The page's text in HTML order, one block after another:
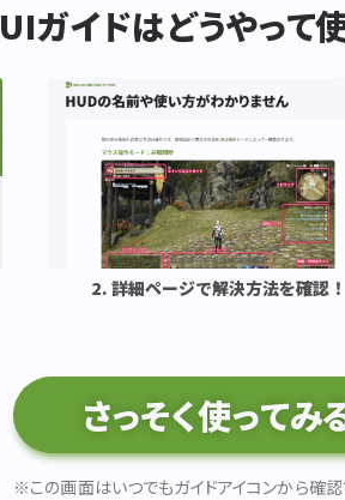
チャットログが流れてしまうので、
チャットログに発言したプレイヤ
チャットログにクラス・ジョブ名
チャットのログカラーをロール別で
チャットログの発言を吹き出しで表
UIガイドはどうやって
2. 詳細ページで解決方法を確認！
さっそく使ってみ
※この画面はいつでもガイドアイコンから確認